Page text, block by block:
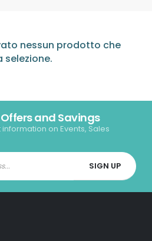
nessun prodotto che
selezione.
and Savings
on Events, Sales